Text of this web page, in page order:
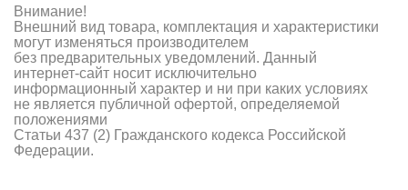
Внимание!
Внешний вид товара, комплектация и характеристики
могут изменяться производителем
без предварительных уведомлений. Данный
интернет-сайт носит исключительно
информационный характер и ни при каких условиях
не является публичной офертой, определяемой
положениями
Статьи 437 (2) Гражданского кодекса Российской
Федерации.